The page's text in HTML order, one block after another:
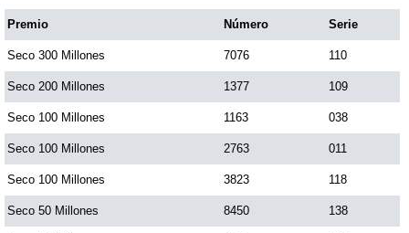
Dorado Noche
Fantástica Día
Fantástica Noche
Premio Número Serie
Seco 300 Millones 7076 110
Seco 200 Millones 1377 109
Seco 100 Millones 1163 038
Seco 100 Millones 2763 011
Seco 100 Millones 3823 118
Seco 50 Millones 8450 138